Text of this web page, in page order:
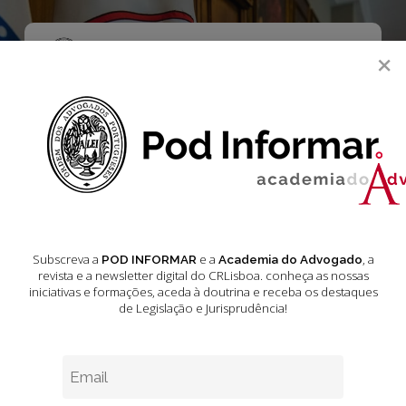
to
main
Menu
Acórdãos do
Tribunal da
Coimbra Março
2024
×
Subscreva a POD INFORMARe a Academia do Advogado, a
revista e a newsletter digital do CRLisboa. conheça as nossas
iniciativas e formações, aceda à doutrina e receba os destaques
de Legislação e Jurisprudência!